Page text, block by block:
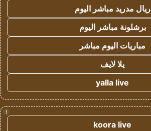
ريال مدريد مباشر اليوم
برشلونة مباشر اليوم
مباريات اليوم مباشر
يلا لايف
yalla live
!
koora live